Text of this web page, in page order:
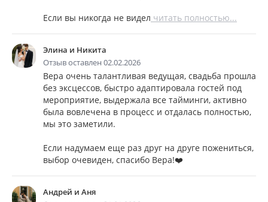
Если вы никогда не видел читать полностью...
Элина и Никита
Отзыв оставлен 02.02.2026
Вера очень талантливая ведущая, свадьба прошла
без эксцессов, быстро адаптировала гостей под
мероприятие, выдержала все тайминги, активно
была вовлечена в процесс и отдалась полностью,
мы это заметили.
Если надумаем еще раз друг на друге пожениться,
выбор очевиден, спасибо Вера!❤️
Андрей и Аня